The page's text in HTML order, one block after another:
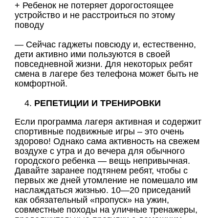
+ Ребенок не потеряет дорогостоящее
устройство и не расстроиться по этому
поводу
— Сейчас гаджеты повсюду и, естественно,
дети активно ими пользуются в своей
повседневной жизни. Для некоторых ребят
смена в лагере без телефона может быть не
комфортной.
РЕПЕТИЦИИ И ТРЕНИРОВКИ
Если программа лагеря активная и содержит
спортивные подвижные игры – это очень
здорово! Однако сама активность на свежем
воздухе с утра и до вечера для обычного
городского ребенка — вещь непривычная.
Давайте заранее подтянем ребят, чтобы с
первых же дней утомление не помешало им
наслаждаться жизнью. 10—20 приседаний
как обязательный «пропуск» на ужин,
совместные походы на уличные тренажеры,